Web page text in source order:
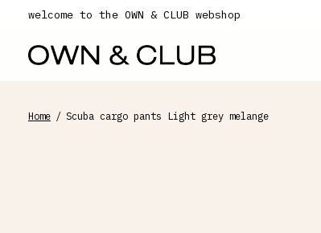
welcome to the OWN & CLUB webshop
Home / Scuba cargo pants Light grey melange